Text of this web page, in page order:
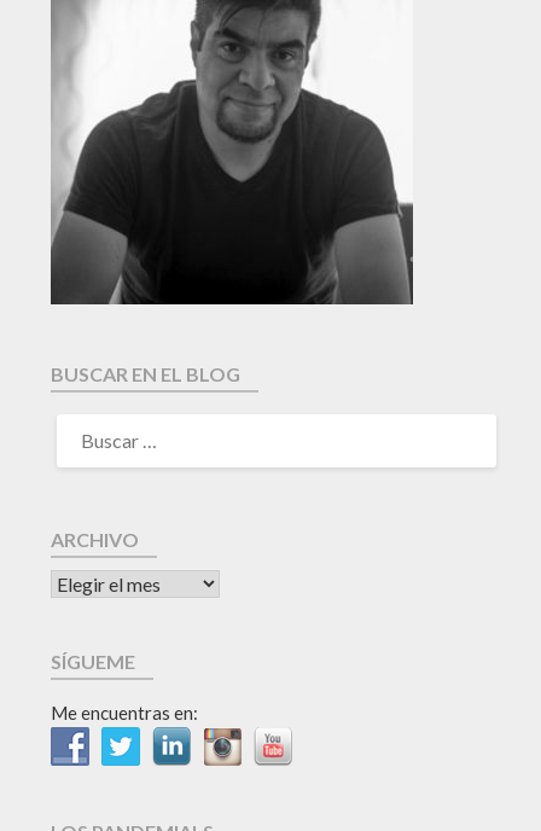
BUSCAR EN EL BLOG
ARCHIVO
SÍGUEME
Me encuentras en: